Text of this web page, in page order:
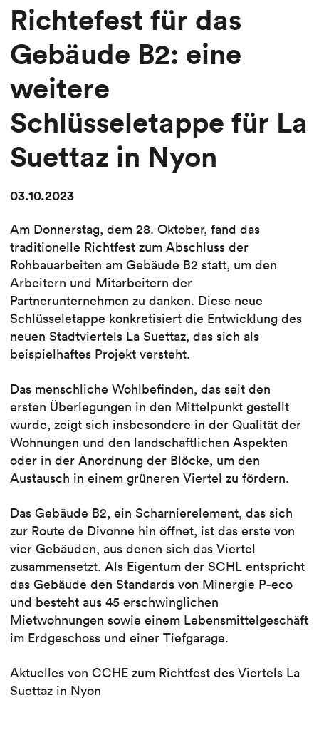
Richtefest für das
Gebäude B2: eine
weitere
Schlüsseletappe für La
Suettaz in Nyon
03.10.2023
Am Donnerstag, dem 28. Oktober, fand das
traditionelle Richtfest zum Abschluss der
Rohbauarbeiten am Gebäude B2 statt, um den
Arbeitern und Mitarbeitern der
Partnerunternehmen zu danken. Diese neue
Schlüsseletappe konkretisiert die Entwicklung des
neuen Stadtviertels La Suettaz, das sich als
beispielhaftes Projekt versteht.
Das menschliche Wohlbefinden, das seit den
ersten Überlegungen in den Mittelpunkt gestellt
wurde, zeigt sich insbesondere in der Qualität der
Wohnungen und den landschaftlichen Aspekten
oder in der Anordnung der Blöcke, um den
Austausch in einem grüneren Viertel zu fördern.
Das Gebäude B2, ein Scharnierelement, das sich
zur Route de Divonne hin öffnet, ist das erste von
vier Gebäuden, aus denen sich das Viertel
zusammensetzt. Als Eigentum der SCHL entspricht
das Gebäude den Standards von Minergie P-eco
und besteht aus 45 erschwinglichen
Mietwohnungen sowie einem Lebensmittelgeschäft
im Erdgeschoss und einer Tiefgarage.
Aktuelles von CCHE zum Richtfest des Viertels La
Suettaz in Nyon